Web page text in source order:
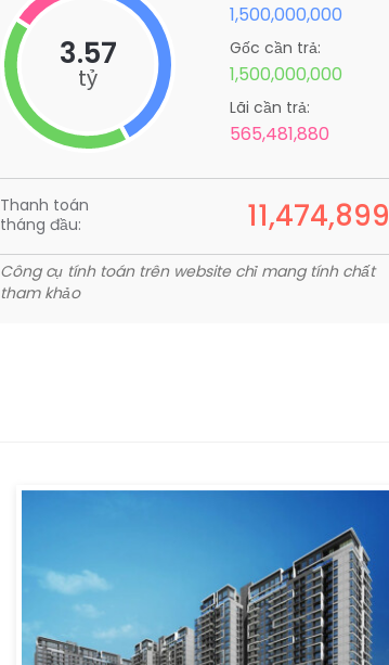
3.57
tỷ
1,500,000,000
Gốc cần trả:
1,500,000,000
Lãi cần trả:
565,481,880
Thanh toán
tháng đầu:
11,474,899
Công cụ tính toán trên website chỉ mang tính chất
tham khảo